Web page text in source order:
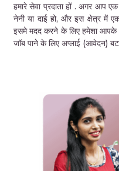
हमारे सेवा प्रदाता हों . अगर आप
नेनी या दाई हो, और इस क्षेत्र में
इसमे मदद करने के लिए हमेशा आपके
जॉब पाने के लिए अप्लाई (आवेदन)